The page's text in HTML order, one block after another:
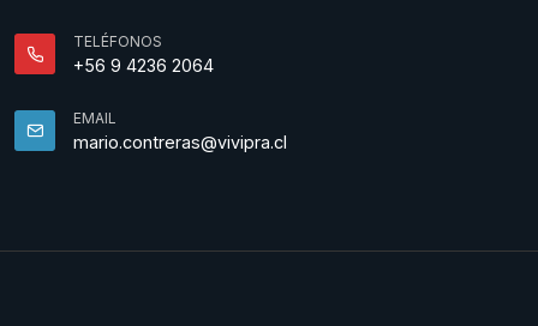
TELÉFONOS
+56 9 4236 2064
EMAIL
mario.contreras@vivipra.cl